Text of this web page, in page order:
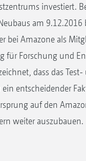
investiert.
am 9.12.2016
bei Amazone als
für Forschung und
dass das Test-
ein entscheidender
auf den
weiter auszubauen.